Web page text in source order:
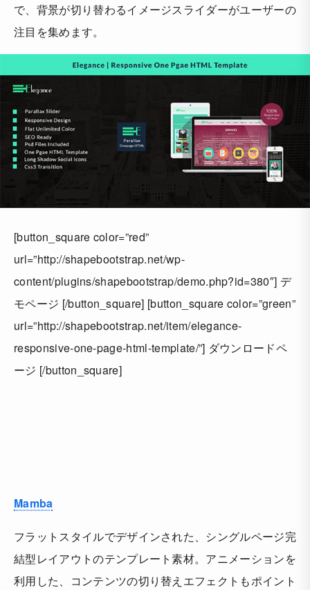
で、背景が切り替わるイメージスライダーがユーザーの
注目を集めます。
[button_square color=”red”
url=”http://shapebootstrap.net/wp-
content/plugins/shapebootstrap/demo.php?id=380″] デ
モページ [/button_square] [button_square color=”green”
url=”http://shapebootstrap.net/item/elegance-
responsive-one-page-html-template/”] ダウンロードペ
ージ [/button_square]
Mamba
フラットスタイルでデザインされた、シングルページ完
結型レイアウトのテンプレート素材。アニメーションを
利用した、コンテンツの切り替えエフェクトもポイント